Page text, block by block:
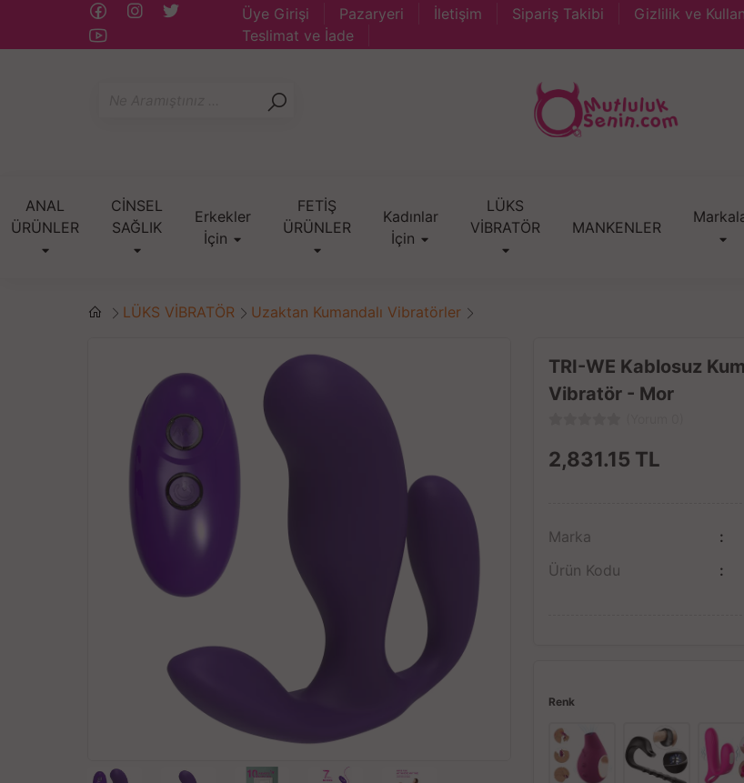
Üye Girişi Pazaryeri İletişim Sipariş Takibi Gizlilik ve
Teslimat ve İade
ANAL
ÜRÜNLER
CİNSEL
SAĞLIK
Erkekler
İçin
FETİŞ
ÜRÜNLER
Kadınlar
İçin
LÜKS
VİBRATÖR
MANKENLER
LÜKS VİBRATÖR Uzaktan Kumandalı Vibratörler
TRI-WE Kablosuz
Vibratör - Mor
2,831.15 TL
Marka
Ürün Kodu
Renk